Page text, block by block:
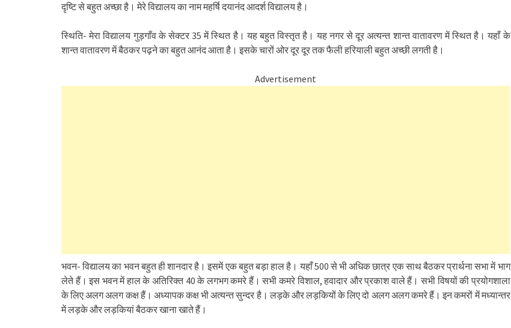
दृष्टि से बहुत अच्छा है। मेरे विद्यालय का नाम महर्षि दयानंद आदर्श विद्यालय है।
स्थिति- मेरा विद्यालय गुड़गाँव के सेक्टर 35 में स्थित है। यह बहुत विस्तृत है। यह नगर से दूर अत्यन्त शान्त वातावरण में स्थित है। यहाँ के
शान्त वातावरण में बैठकर पढ़ने का बहुत आनंद आता है। इसके चारों ओर दूर दूर तक फैली हरियाली बहुत अच्छी लगती है।
Advertisement
भवन- विद्यालय का भवन बहुत ही शानदार है। इसमें एक बहुत बड़ा हाल है। यहाँ 500 से भी अधिक छात्र एक साथ बैठकर प्रार्थना सभा में भाग
लेते हैं। इस भवन में हाल के अतिरिक्त 40 के लगभग कमरे हैं। सभी कमरे विशाल, हवादार और प्रकाश वाले हैं। सभी विषयों की प्रयोगशाला
के लिए अलग अलग कक्ष हैं। अध्यापक कक्ष भी अत्यन्त सुन्दर है। लड़के और लड़कियों के लिए दो अलग अलग कमरे हैं। इन कमरों में मध्यान्तर
में लड़के और लड़कियां बैठकर खाना खाते हैं।